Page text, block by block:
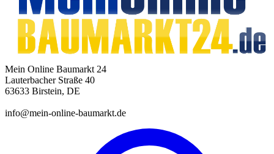
Mein Online Baumarkt 24
Lauterbacher Straße 40
63633 Birstein, DE
info@mein-online-baumarkt.de